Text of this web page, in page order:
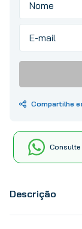
Descrição